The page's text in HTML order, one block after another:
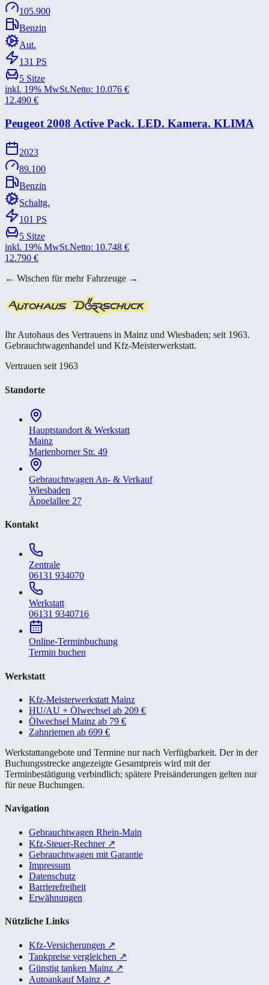
105.900
Benzin
Aut.
131 PS
5 Sitze
inkl. 19% MwSt.Netto: 10.076 €
12.490 €
Peugeot 2008 Active Pack. LED. Kamera. KLIMA
2023
89.100
Benzin
Schaltg.
101 PS
5 Sitze
inkl. 19% MwSt.Netto: 10.748 €
12.790 €
← Wischen für mehr Fahrzeuge →
Ihr Autohaus des Vertrauens in Mainz und Wiesbaden; seit 1963.
Gebrauchtwagenhandel und Kfz-Meisterwerkstatt.
Vertrauen seit 1963
Standorte
Hauptstandort & Werkstatt
Mainz
Marienborner Str. 49
Gebrauchtwagen An- & Verkauf
Wiesbaden
Äppelallee 27
Kontakt
Zentrale
06131 934070
Werkstatt
06131 9340716
Online-Terminbuchung
Termin buchen
Werkstatt
Kfz-Meisterwerkstatt Mainz
HU/AU + Ölwechsel ab 209 €
Ölwechsel Mainz ab 79 €
Zahnriemen ab 699 €
Werkstattangebote und Termine nur nach Verfügbarkeit. Der in der
Buchungsstrecke angezeigte Gesamtpreis wird mit der
Terminbestätigung verbindlich; spätere Preisänderungen gelten nur
für neue Buchungen.
Navigation
Gebrauchtwagen Rhein-Main
Kfz-Steuer-Rechner ↗
Gebrauchtwagen mit Garantie
Impressum
Datenschutz
Barrierefreiheit
Erwähnungen
Nützliche Links
Kfz-Versicherungen ↗
Tankpreise vergleichen ↗
Günstig tanken Mainz ↗
Autoankauf Mainz ↗